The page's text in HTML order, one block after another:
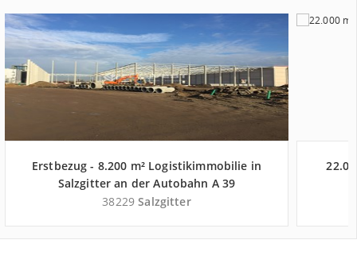
Erstbezug - 8.200 m² Logistikimmobilie in
Salzgitter an der Autobahn A 39
38229Salzgitter